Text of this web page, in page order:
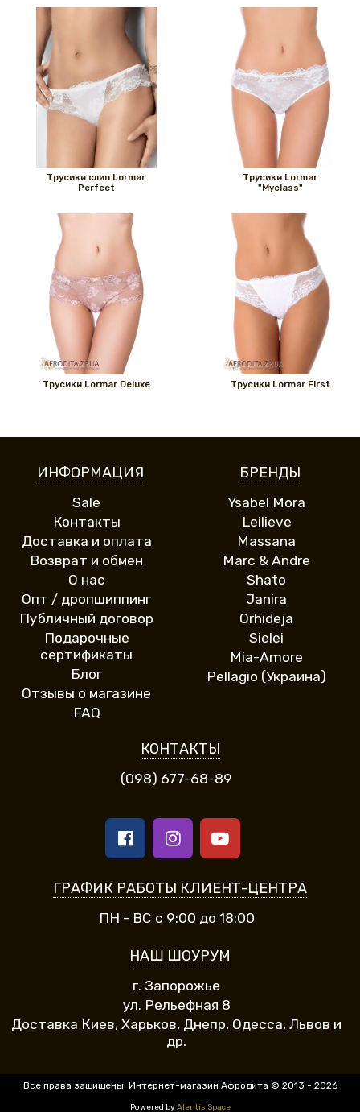
Трусики слип Lormar
Perfect
Трусики Lormar
"Myclass"
Трусики Lormar Deluxe Трусики Lormar First
ИНФОРМАЦИЯ
Sale
Контакты
Доставка и оплата
Возврат и обмен
О нас
Опт / дропшиппинг
Публичный договор
Подарочные
сертификаты
Блог
Отзывы о магазине
FAQ
БРЕНДЫ
Ysabel Mora
Leilieve
Massana
Marc & Andre
Shato
Janira
Orhideja
Sielei
Mia-Amore
Pellagio (Украина)
КОНТАКТЫ
(098) 677-68-89
ГРАФИК РАБОТЫ КЛИЕНТ-ЦЕНТРА
ПН - ВС с 9:00 до 18:00
НАШ ШОУРУМ
г. Запорожье
ул. Рельефная 8
Доставка Киев, Харьков, Днепр, Одесса, Львов и
др.
Все права защищены. Интернет-магазин Афродита © 2013 - 2026
Powered byAlentis Space